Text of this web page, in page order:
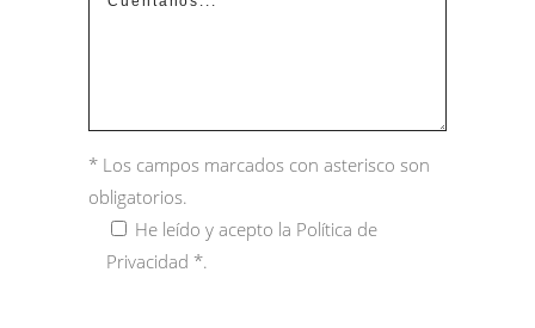
* Los campos marcados con asterisco son
obligatorios.
He leído y acepto la Política de
Privacidad *.